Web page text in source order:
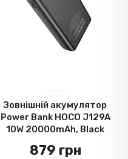
Зовнішній акумулятор
Power Bank HOCO J129A
10W 20000mAh, Black
879 грн